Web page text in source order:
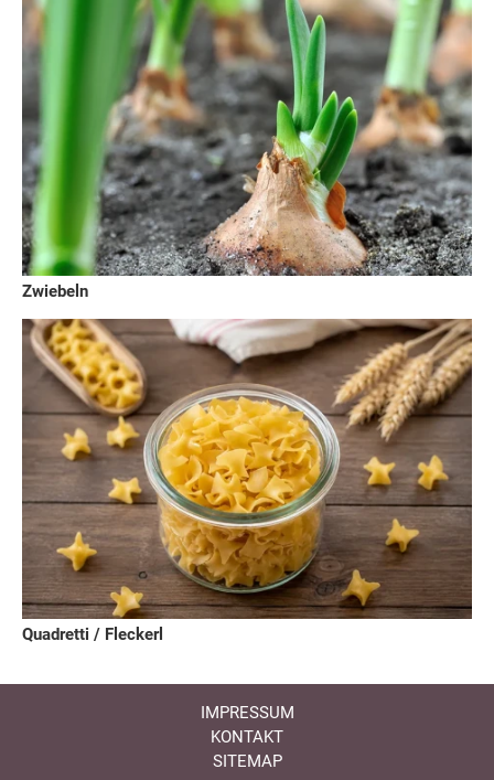
Zwiebeln
Quadretti / Fleckerl
IMPRESSUM
KONTAKT
SITEMAP